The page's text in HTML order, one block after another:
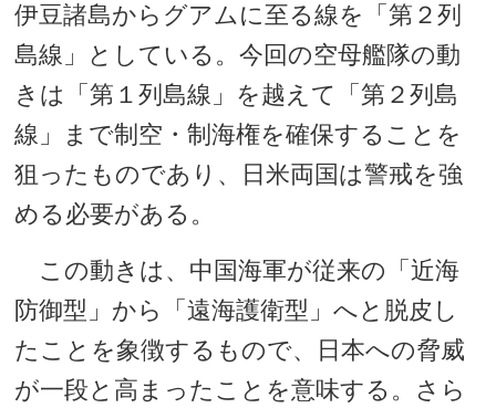
伊豆諸島からグアムに至る線を「第２列
島線」としている。今回の空母艦隊の動
きは「第１列島線」を越えて「第２列島
線」まで制空・制海権を確保することを
狙ったものであり、日米両国は警戒を強
める必要がある。
この動きは、中国海軍が従来の「近海
防御型」から「遠海護衛型」へと脱皮し
たことを象徴するもので、日本への脅威
が一段と高まったことを意味する。さら